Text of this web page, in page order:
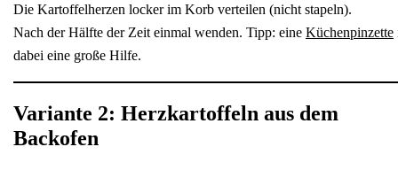
Die Kartoffelherzen locker im Korb verteilen (nicht stapeln).
Nach der Hälfte der Zeit einmal wenden. Tipp: eine Küchenpinzette
dabei eine große Hilfe.
Variante 2: Herzkartoffeln aus dem
Backofen